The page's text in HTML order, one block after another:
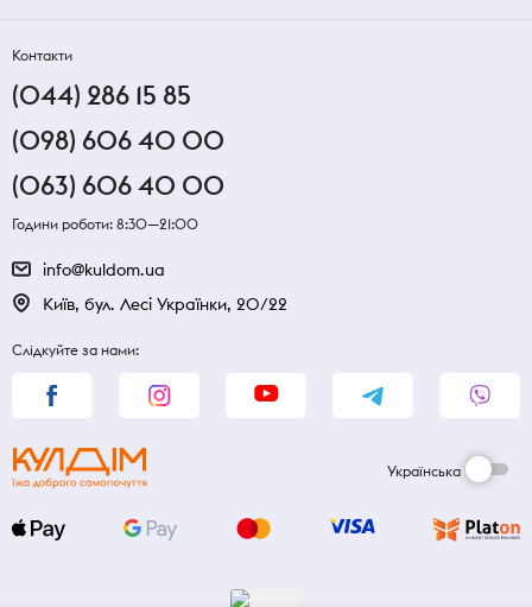
Контакти
(044) 286 15 85
(098) 606 40 00
(063) 606 40 00
Години роботи: 8:30—21:00
info@kuldom.ua
Київ, бул. Лесі Українки, 20/22
Слідкуйте за нами:
Українська